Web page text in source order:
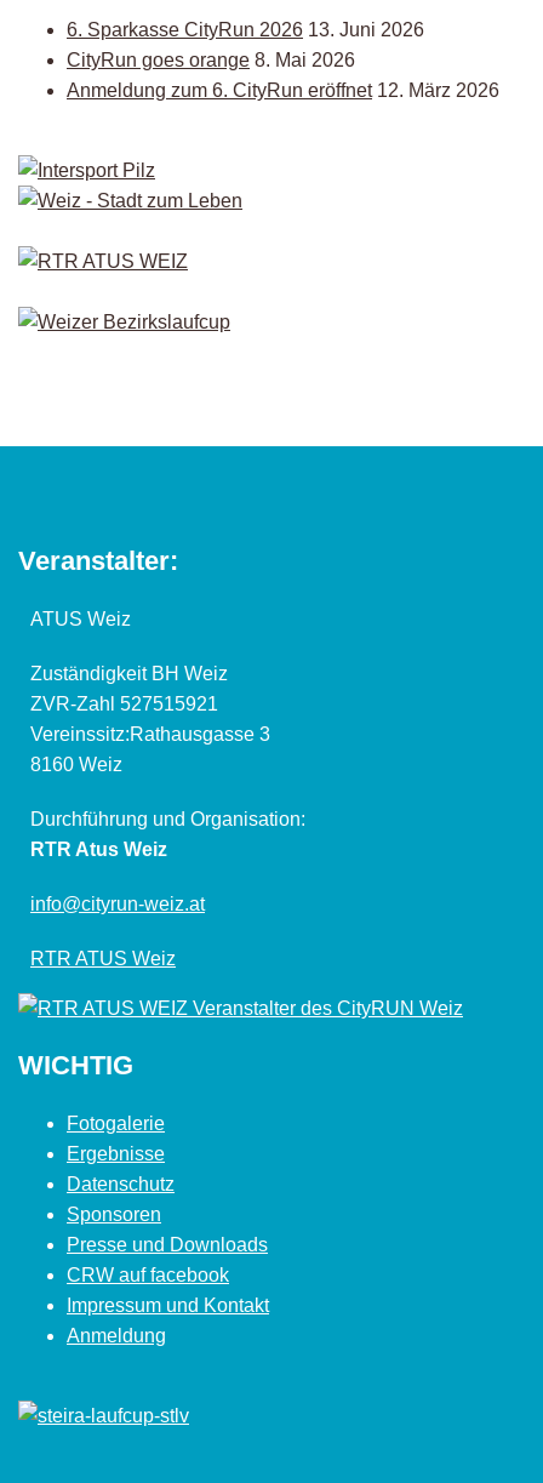
6. Sparkasse CityRun 2026 13. Juni 2026
CityRun goes orange 8. Mai 2026
Anmeldung zum 6. CityRun eröffnet 12. März 2026
Veranstalter:
ATUS Weiz
Zuständigkeit BH Weiz
ZVR-Zahl 527515921
Vereinssitz:Rathausgasse 3
8160 Weiz
Durchführung und Organisation:
RTR Atus Weiz
info@cityrun-weiz.at
RTR ATUS Weiz
WICHTIG
Fotogalerie
Ergebnisse
Datenschutz
Sponsoren
Presse und Downloads
CRW auf facebook
Impressum und Kontakt
Anmeldung